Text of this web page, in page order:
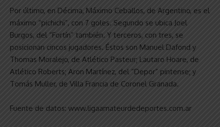
Por último, en Décima, Máximo Ceballos, de Argentino, es el
máximo “pichichi”, con 7 goles. Segundo se ubica Joel
Burgos, del “Fortín” también. Y terceros, con tres, se
posicionan cincos jugadores. Éstos son Manuel Dafond y
Thomas Moralejo, de Atlético Pasteur; Lautaro Hoare, de
Atlético Roberts; Aron Martínez, del “Depor” pintense; y
Tomás Muller, de Villa Francia de Coronel Granada.
Fuente de datos: www.ligaamateurdedeportes.com.ar